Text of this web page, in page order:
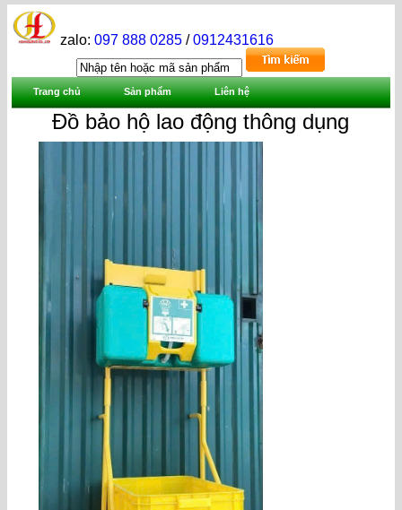
zalo:097 888 0285 /0912431616
Trang chủ Sản phẩm Liên hệ
Đồ bảo hộ lao động thông dụng